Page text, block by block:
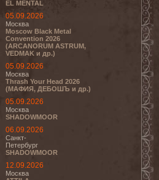
EL MENTAL
05.09.2026
Москва
Moscow Black Metal
Convention 2026
(ARCANORUM ASTRUM,
VEDMAK и др.)
05.09.2026
Москва
Thrash Your Head 2026
(МАФИЯ, ДЕБОШЪ и др.)
05.09.2026
Москва
SHADOWMOOR
06.09.2026
Санкт-
Петербург
SHADOWMOOR
12.09.2026
Москва